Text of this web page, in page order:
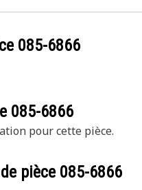
085-6866
085-6866
pour cette pièce.
pièce 085-6866